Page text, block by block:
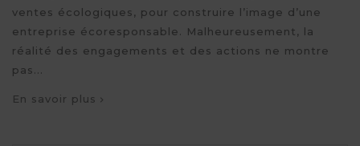
ventes écologiques, pour construire l’image d’une
entreprise écoresponsable. Malheureusement, la
réalité des engagements et des actions ne montre
pas...
En savoir plus